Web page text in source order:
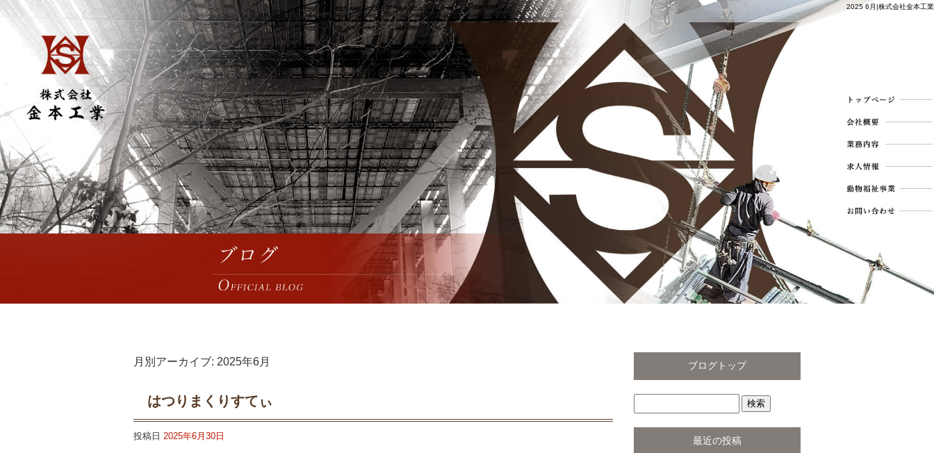
2025 6月|株式会社金本工業
月別アーカイブ: 2025年6月
はつりまくりすてぃ
投稿日 2025年6月30日
ブログトップ
最近の投稿